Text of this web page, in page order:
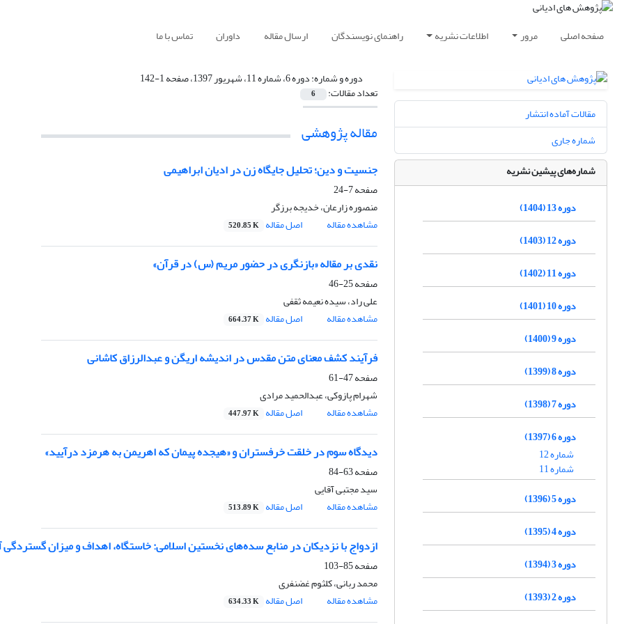
صفحه اصلی مرور اطلاعات نشریه راهنمای نویسندگان ارسال مقاله داوران تماس با ما
دوره و شماره:دوره 6، شماره 11، شهریور 1397، صفحه 1-142
تعداد مقالات: 6
مقاله پژوهشی
جنسیت و دین؛ تحلیل جایگاه زن در ادیان ابراهیمی
صفحه7-24
منصوره زارعان، خدیجه برزگر
مشاهده مقاله
اصل مقاله 520.85 K
نقدی بر مقاله «بازنگری در حضور مریم (س) در قرآن»
صفحه25-46
علی راد، سیده نعیمه ثقفی
مشاهده مقاله
اصل مقاله 664.37 K
فرآیند کشف معنای متن مقدس در اندیشه اریگن و عبدالرزاق کاشانی
صفحه47-61
شهرام پازوکی، عبدالحمید مرادی
مشاهده مقاله
اصل مقاله 447.97 K
دیدگاه سوم در خلقت خرفستران و «هیجده پیمان که اهریمن به هرمزد درآیید»
صفحه63-84
سید مجتبی آقایی
مشاهده مقاله
اصل مقاله 513.89 K
ازدواج با نزدیکان در منابع سده‌های نخستین اسلامی: خاستگاه، اهداف و میزان
صفحه85-103
محمد ربانی، کلثوم غضنفری
مشاهده مقاله
اصل مقاله 634.33 K
مقالات آماده انتشار
شماره جاری
شماره‌های پیشین نشریه
دوره 13 (1404)
دوره 12 (1403)
دوره 11 (1402)
دوره 10 (1401)
دوره 9 (1400)
دوره 8 (1399)
دوره 7 (1398)
دوره 6 (1397)
شماره 12
شماره 11
دوره 5 (1396)
دوره 4 (1395)
دوره 3 (1394)
دوره 2 (1393)